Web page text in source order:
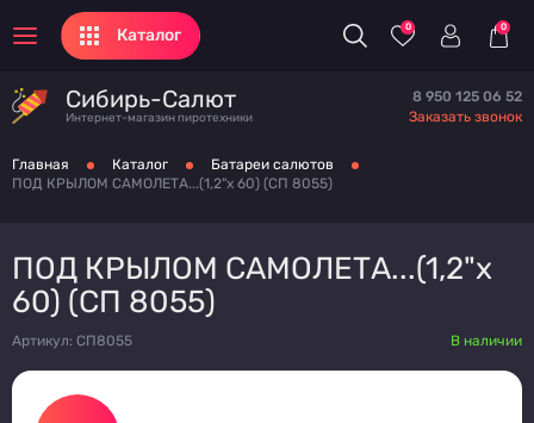
Каталог 0 0
Сибирь-Салют
Интернет-магазин пиротехники
8 950 125 06 52
Заказать звонок
Главная Каталог
Батареи салютов
ПОД КРЫЛОМ САМОЛЕТА...(1,2"х 60) (СП 8055)
ПОД КРЫЛОМ САМОЛЕТА...(1,2"х
60) (СП 8055)
Артикул: СП8055 В наличии